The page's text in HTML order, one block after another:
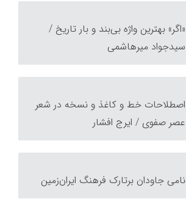
«اگر» بهترین واژه بی‌بند و بار تاریخ /
سیدجواد میرهاشمی
اصطلاحات خط و کاغذ و نسخه در شعر
عصر صفوی / ایرج افشار
نامی جاودان برتارک فرهنگ ایران‌زمین